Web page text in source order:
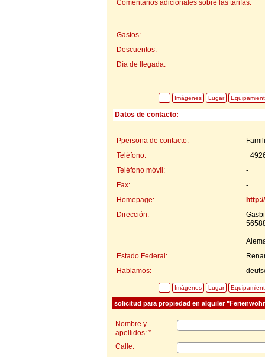
Comentarios adicionales sobre las tarifas:
Gastos:
Descuentos:
Día de llegada:
Imágenes Lugar
Datos de contacto:
Ppersona de contacto:
Teléfono:
Teléfono móvil:
-
Fax:
-
Homepage:
Dirección:
Estado Federal:
Hablamos:
Imágenes Lugar
solicitud para propiedad en alquiler
Nombre y
apellidos: *
Calle: